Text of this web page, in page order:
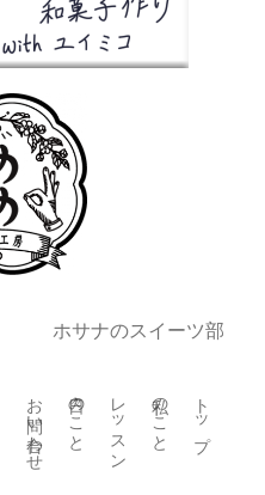
ホサナのスイーツ部
トップ
私のこと
レッスン
日々のこと
お問い合わせ